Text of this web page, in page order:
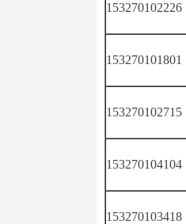
153270102226
153270101801
153270102715
153270104104
153270103418